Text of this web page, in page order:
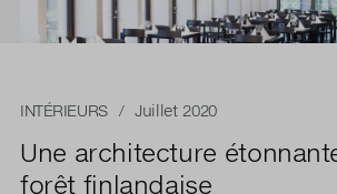
INTÉRIEURS/ Juillet 2020
Une architecture
forêt finlandaise